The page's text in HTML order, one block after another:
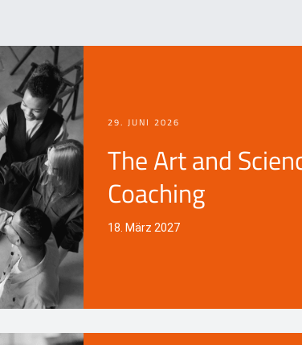
29. JUNI 2026
The Art and
Coaching
18. März 2027